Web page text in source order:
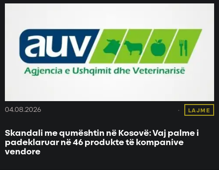
04.08.2026 LAJME
Skandali me qumështin në Kosovë: Vaj palme i
padeklaruar në 46 produkte të kompanive
vendore